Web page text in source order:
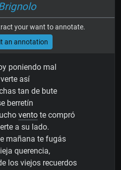
your want to annotate.
an annotation
poniendo mal
así
tan de bute
berretín
ventote compró
a su lado.
mañana te fugás
querencia,
los viejos recuerdos